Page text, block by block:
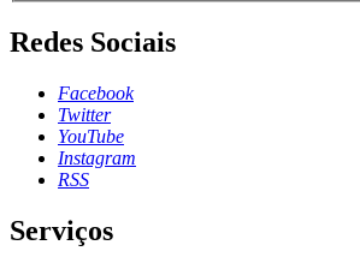
Redes Sociais
Facebook
Twitter
YouTube
Instagram
RSS
Serviços